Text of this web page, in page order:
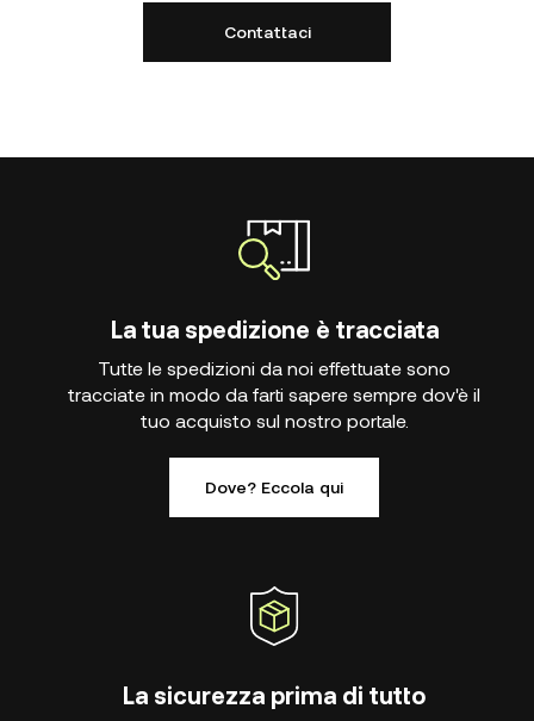
Contattaci
La tua spedizione è tracciata
Tutte le spedizioni da noi effettuate sono
tracciate in modo da farti sapere sempre dov'è il
tuo acquisto sul nostro portale.
Dove? Eccola qui
La sicurezza prima di tutto